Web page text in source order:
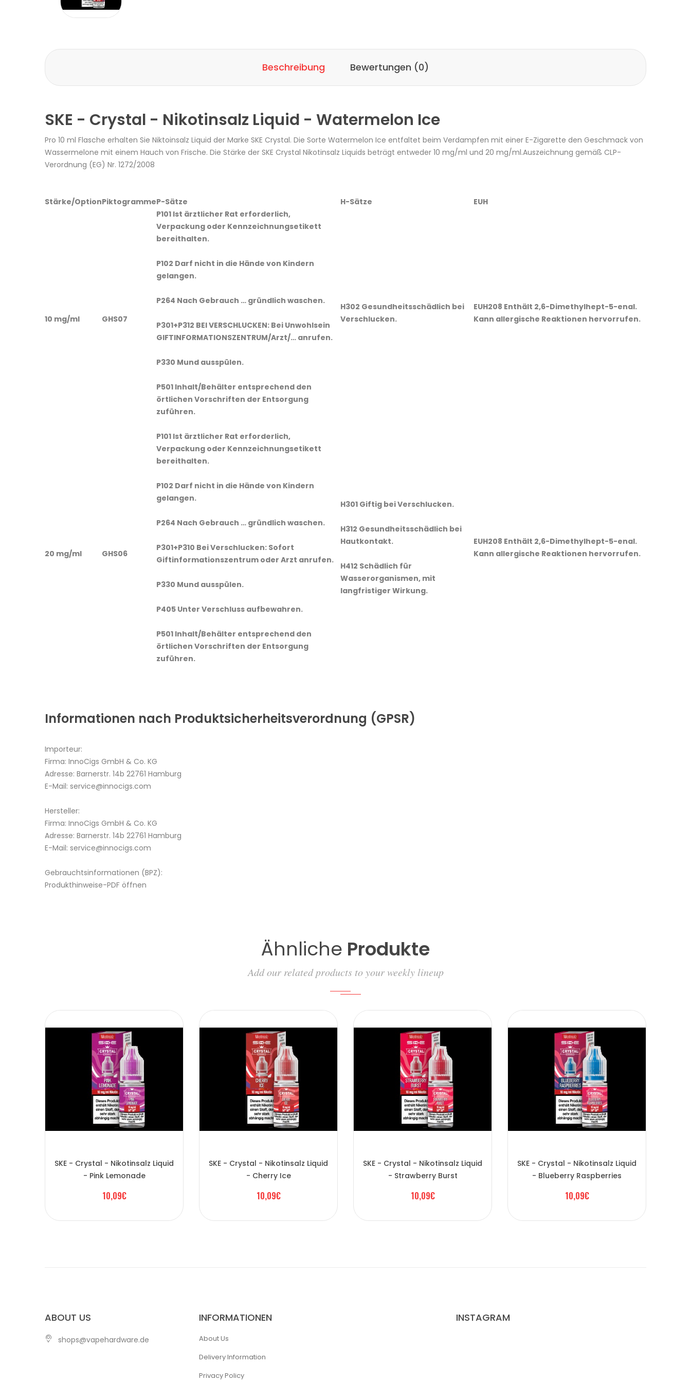
Beschreibung Bewertungen (0)
SKE - Crystal - Nikotinsalz Liquid - Watermelon Ice
Pro 10 ml Flasche erhalten Sie Niktoinsalz Liquid der Marke SKE Crystal. Die Sorte Watermelon Ice entfaltet beim Verdampfen mit einer E-Zigarette den Geschmack von
Wassermelone mit einem Hauch von Frische. Die Stärke der SKE Crystal Nikotinsalz Liquids beträgt entweder 10 mg/ml und 20 mg/ml.Auszeichnung gemäß CLP-
Verordnung (EG) Nr. 1272/2008
Stärke/OptionPiktogrammeP-Sätze H-Sätze EUH
10 mg/ml GHS07
P101 Ist ärztlicher Rat erforderlich,
Verpackung oder Kennzeichnungsetikett
bereithalten.
P102 Darf nicht in die Hände von Kindern
gelangen.
P264 Nach Gebrauch … gründlich waschen.
P301+P312 BEI VERSCHLUCKEN: Bei Unwohlsein
GIFTINFORMATIONSZENTRUM/Arzt/… anrufen.
P330 Mund ausspülen.
P501 Inhalt/Behälter entsprechend den
örtlichen Vorschriften der Entsorgung
zuführen.
H302 Gesundheitsschädlich bei
Verschlucken.
EUH208 Enthält 2,6-Dimethylhept-5-enal.
Kann allergische Reaktionen hervorrufen.
20 mg/ml GHS06
P101 Ist ärztlicher Rat erforderlich,
Verpackung oder Kennzeichnungsetikett
bereithalten.
P102 Darf nicht in die Hände von Kindern
gelangen.
P264 Nach Gebrauch … gründlich waschen.
P301+P310 Bei Verschlucken: Sofort
Giftinformationszentrum oder Arzt anrufen.
P330 Mund ausspülen.
P405 Unter Verschluss aufbewahren.
P501 Inhalt/Behälter entsprechend den
örtlichen Vorschriften der Entsorgung
zuführen.
H301 Giftig bei Verschlucken.
H312 Gesundheitsschädlich bei
Hautkontakt.
H412 Schädlich für
Wasserorganismen, mit
langfristiger Wirkung.
EUH208 Enthält 2,6-Dimethylhept-5-enal.
Kann allergische Reaktionen hervorrufen.
Informationen nach Produktsicherheitsverordnung (GPSR)
Importeur:
Firma: InnoCigs GmbH & Co. KG
Adresse: Barnerstr. 14b 22761 Hamburg
E-Mail: service@innocigs.com
Hersteller:
Firma: InnoCigs GmbH & Co. KG
Adresse: Barnerstr. 14b 22761 Hamburg
E-Mail: service@innocigs.com
Gebrauchtsinformationen (BPZ):
Produkthinweise-PDF öffnen
Ähnliche Produkte
Add our related products to your weekly lineup
SKE - Crystal - Nikotinsalz Liquid
- Pink Lemonade
10,09€
SKE - Crystal - Nikotinsalz Liquid
- Cherry Ice
10,09€
SKE - Crystal - Nikotinsalz Liquid
- Strawberry Burst
10,09€
SKE - Crystal - Nikotinsalz Liquid
- Blueberry Raspberries
10,09€
ABOUT US
shops@vapehardware.de
INFORMATIONEN
About Us
Delivery Information
Privacy Policy
INSTAGRAM